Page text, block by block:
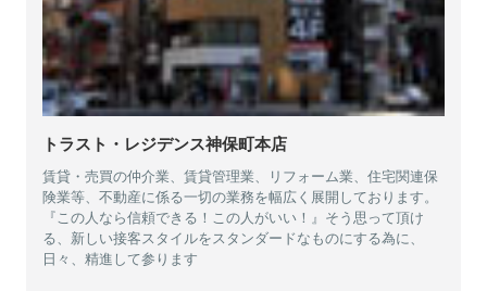
トラスト・レジデンス神保町本店
賃貸・売買の仲介業、賃貸管理業、リフォーム業、住宅関連保
険業等、不動産に係る一切の業務を幅広く展開しております。
『この人なら信頼できる！この人がいい！』そう思って頂け
る、新しい接客スタイルをスタンダードなものにする為に、
日々、精進して参ります